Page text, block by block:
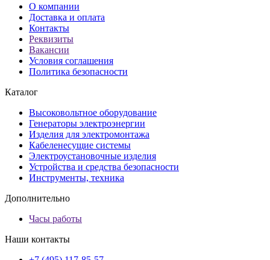
О компании
Доставка и оплата
Контакты
Реквизиты
Вакансии
Условия соглашения
Политика безопасности
Каталог
Высоковольтное оборудование
Генераторы электроэнергии
Изделия для электромонтажа
Кабеленесущие системы
Электроустановочные изделия
Устройства и средства безопасности
Инструменты, техника
Дополнительно
Часы работы
Наши контакты